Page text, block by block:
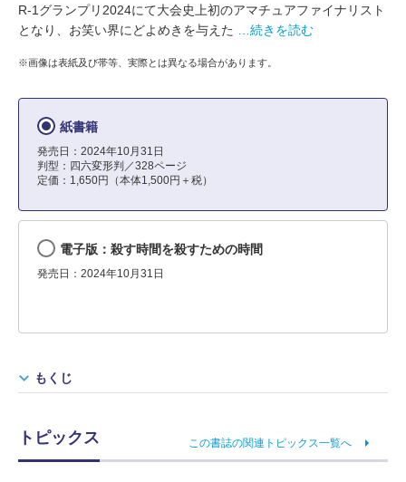
R-1グランプリ2024にて大会史上初のアマチュアファイナリスト
となり、お笑い界にどよめきを与えた
…続きを読む
※画像は表紙及び帯等、実際とは異なる場合があります。
紙書籍
発売日：2024年10月31日
判型：四六変形判／328ページ
定価：1,650円（本体1,500円＋税）
電子版：殺す時間を殺すための時間
発売日：2024年10月31日
もくじ
トピックス この書誌の関連トピックス一覧へ